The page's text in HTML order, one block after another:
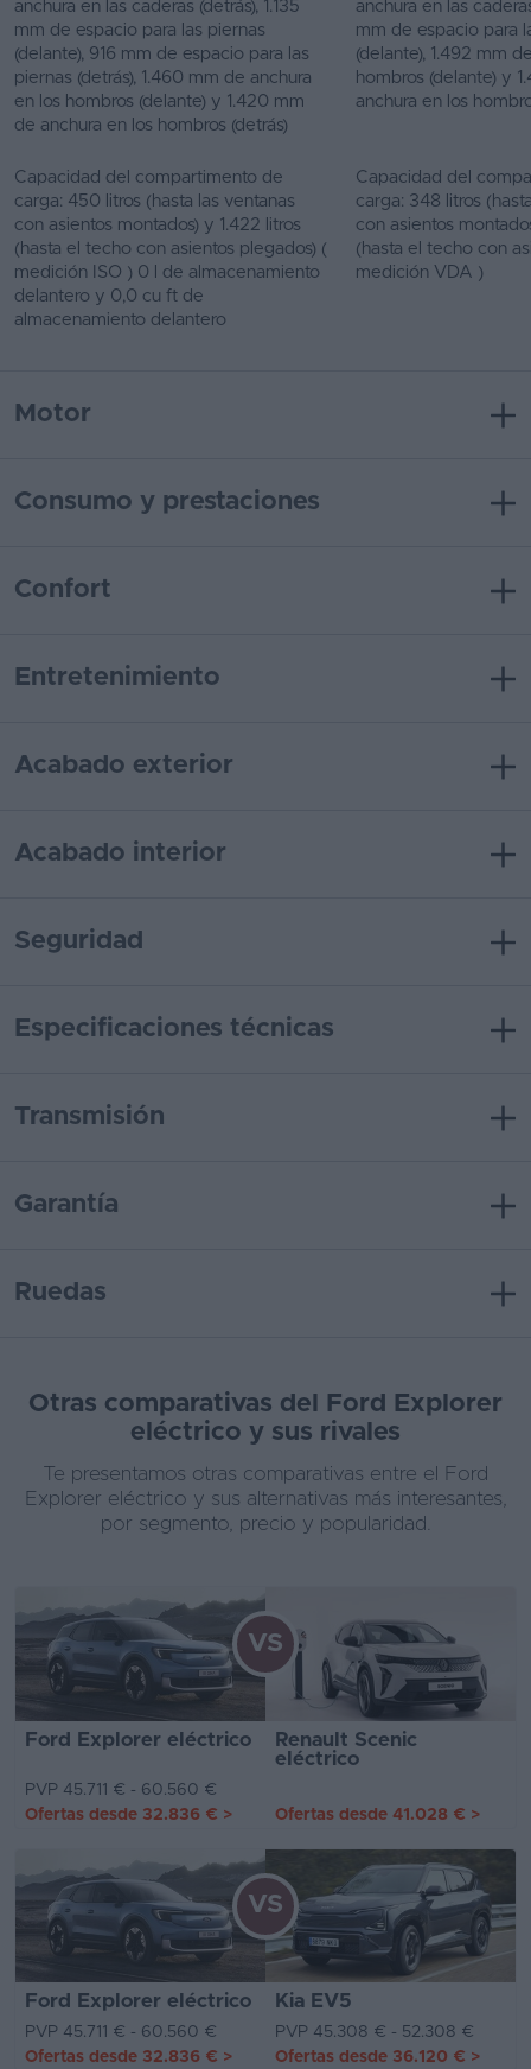
anchura en las caderas (detrás), 1.135
mm de espacio para las piernas
(delante), 916 mm de espacio para las
piernas (detrás), 1.460 mm de anchura
en los hombros (delante) y 1.420 mm
de anchura en los hombros (detrás)
anchura en las
mm de espacio para
(delante), 1.492 mm
hombros (delante) y
anchura en los
Capacidad del compartimento de
carga: 450 litros (hasta las ventanas
con asientos montados) y 1.422 litros
(hasta el techo con asientos plegados) (
medición ISO ) 0 l de almacenamiento
delantero y 0,0 cu ft de
almacenamiento delantero
Capacidad del
carga: 348 litros
con asientos
(hasta el techo con
medición VDA )
Motor
Consumo y prestaciones
Confort
Entretenimiento
Acabado exterior
Acabado interior
Seguridad
Especificaciones técnicas
Transmisión
Garantía
Ruedas
Otras comparativas del Ford Explorer
eléctrico y sus rivales
Te presentamos otras comparativas entre el Ford
Explorer eléctrico y sus alternativas más interesantes,
por segmento, precio y popularidad.
Ford Explorer eléctrico
Renault Scenic
eléctrico
VS
PVP 45.711 € - 60.560 €
Ofertas desde 32.836 € > Ofertas desde 41.028 € >
Ford Explorer eléctrico Kia EV5
VS
PVP 45.711 € - 60.560 €
PVP 45.308 € - 52.308 €
Ofertas desde 32.836 € > Ofertas desde 36.120 € >